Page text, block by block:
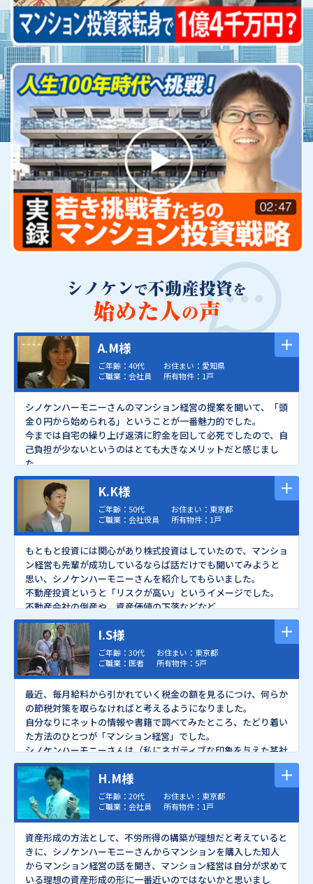
A.M様
ご年齢：40代
ご職業：会社員
お住まい：愛知県
所有物件：1戸
シノケンハーモニーさんのマンション経営の提案を聞いて、「頭
金０円から始められる」ということが一番魅力的でした。
今までは自宅の繰り上げ返済に貯金を回して必死でしたので、自
己負担が少ないというのはとても大きなメリットだと感じまし
た。
それに不動産投資は実物資産としての魅力がありますし、「株
券の売買」より楽しそう！と思いました。
母は堅実な人ですので不動産投資には反対をしていました。
でもシノケンハーモニーの営業さんが自宅まで来て家族全員に
説明をしてくれ、母も「説明がわかりやすかった」と納得して
くれました。
それに人生のターニングポイントだと思う年齢になっていました
ので、ここで思い切って買わないともう買わないだろうな、とも
思いましたし、東京にいる知人の不動産屋さんというシノケン
ハーモニーさんと利害関係がない人に今回のマンション購入の
件を相談してみてもOKが出ました。
何より「頭金０円」スタートができるということで、購入を決め
ました。
担当者の対応の誠実さ、会社の安心感、シノケンハーモニーさ
んのマンション経営のシステムのよさ、物件の立地などの条件
最初はアパート事業部へ資料請求をして話を聞いたのですが、
検討した結果、私にはマンション経営の方があっていると思った
ら、マンション事業部を紹介してくれました。
このようにその人に合わせてマンションとアパートの提案をし
45歳くらいまでにもう1戸購入して、老後に備えたいと思ってい
ます。
これからも都心部の立地のいい場所で物件を供給し続けてくだ
さい。
K.K様
ご年齢：50代
ご職業：会社役員
お住まい：東京都
所有物件：1戸
もともと投資には関心があり株式投資はしていたので、マンショ
ン経営も先輩が成功しているならば話だけでも聞いてみようと
思い、シノケンハーモニーさんを紹介してもらいました。
不動産投資というと「リスクが高い」というイメージでした。
不動産会社の倒産や、資産価値の下落などなど。
しかし、シノケンハーモニーさんは35年以上の実績があり、立
地とマンションのグレードが良い物件を選べば、需要が安定し
ており資産価値の維持が期待できると判断しました。
マンション経営のメリットは自己資金の負担が少なく資産が持
て、将来子供にも残せるところだと思いました。
合わせて生命保険効果もあるので、家族からも高評価です。
なによりシノケンハーモニーさんから紹介してもらった物件の立
地やグレードがよかったことが購入を決めたきっかけです。
それにシノケンハーモニーさんの耐震偽装の時のスピーディーな
対応を聞き、会社への安心感・信頼感を持てました。
それに先輩がシノケンハーモニーさんからマンションを買って成
功している話しや担当の方の親身な対応を見て、ここなら大丈夫
だなと思えました。
I.S様
ご年齢：30代
ご職業：医者
お住まい：東京都
所有物件：5戸
最近、毎月給料から引かれていく税金の額を見るにつけ、何らか
の節税対策を取らなければと考えるようになりました。
自分なりにネットの情報や書籍で調べてみたところ、たどり着い
た方法のひとつが「マンション経営」でした。
シノケンハーモニーさんは（私にネガティブな印象を与えた某社
と異なり）電話勧誘は行っておらず、ネット広告とホームページ
からの資料請求、あとは口コミで顧客を得ているとのことでし
たのでまず資料請求をしてみました。
送られてきた資料を拝見して、頭金をあまり掛けずに運用できる
仕組みに興味を持ちましたので、すぐ担当の方とお会いして詳し
い話を聞きました。
直近3年の私の収入をもとに具体的にシミュレートをしてもら
い、実際に物件を購入した場合の毎月の収支をわかりやすく説
明していただきました。
H.M様
ご年齢：20代
ご職業：会社員
お住まい：東京都
所有物件：1戸
資産形成の方法として、不労所得の構築が理想だと考えていると
きに、シノケンハーモニーさんからマンションを購入した知人
からマンション経営の話を聞き、マンション経営は自分が求めて
いる理想の資産形成の形に一番近いのではないかと思いまし